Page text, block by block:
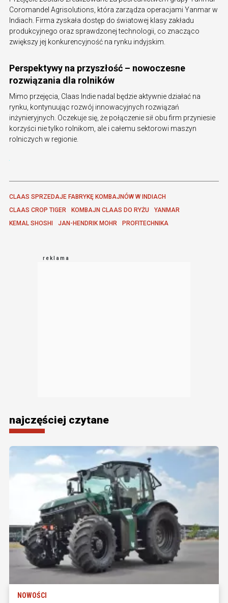
Coromandel Agrisolutions, która zarządza operacjami Yanmar w
Indiach. Firma zyskała dostęp do światowej klasy zakładu
produkcyjnego oraz sprawdzonej technologii, co znacząco
zwiększy jej konkurencyjność na rynku indyjskim.
Perspektywy na przyszłość – nowoczesne
rozwiązania dla rolników
Mimo przejęcia, Claas Indie nadal będzie aktywnie działać na
rynku, kontynuując rozwój innowacyjnych rozwiązań
inżynieryjnych. Oczekuje się, że połączenie sił obu firm przyniesie
korzyści nie tylko rolnikom, ale i całemu sektorowi maszyn
rolniczych w regionie.
CLAAS SPRZEDAJE FABRYKĘ KOMBAJNÓW W INDIACH
CLAAS CROP TIGER
KOMBAJN CLAAS DO RYŻU
YANMAR
KEMAL SHOSHI
JAN-HENDRIK MOHR PROFITECHNIKA
najczęściej czytane
NOWOŚCI